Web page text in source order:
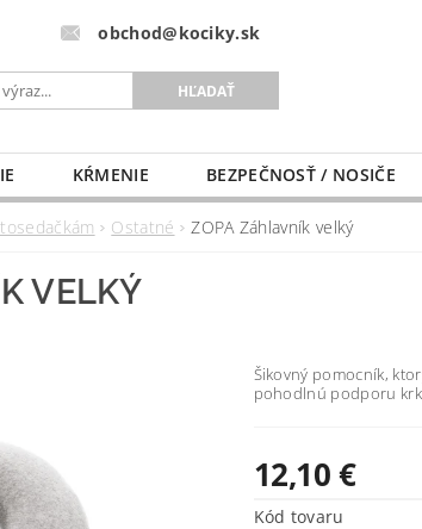
obchod@kociky.sk
KŔMENIE BEZPEČNOSŤ / NOSIČE
A VÝŽIVA PRE MAMIČKU NAŠE
Ostatné ZOPA Záhlavník velký
VELKÝ
Šikovný pomocník,
pohodlnú podporu
12,10 €
Kód tovaru